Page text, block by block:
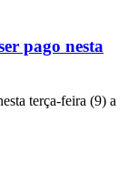
pago nesta
terça-feira (9) a